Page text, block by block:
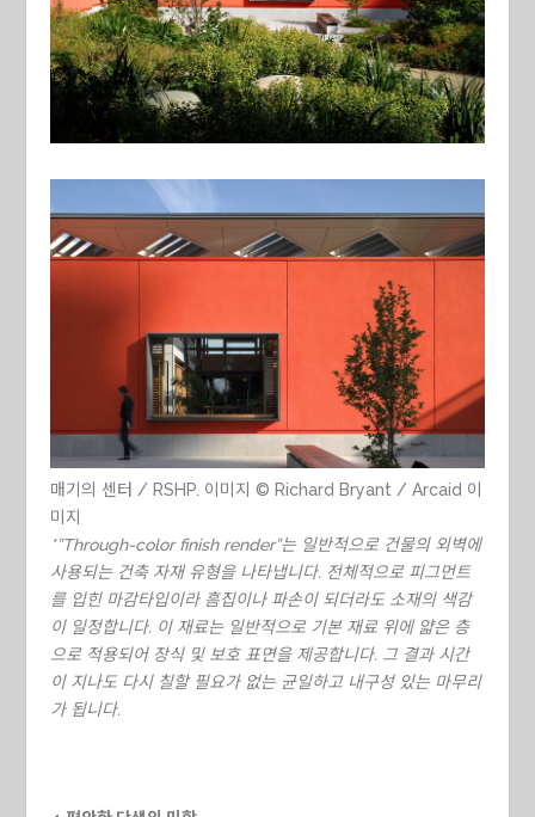
매기의 센터 / RSHP. 이미지 © Richard Bryant / Arcaid 이
미지
*”Through-color finish render”는 일반적으로 건물의 외벽에
사용되는 건축 자재 유형을 나타냅니다. 전체적으로 피그먼트
를 입힌 마감타입이라 흠집이나 파손이 되더라도 소재의 색감
이 일정합니다. 이 재료는 일반적으로 기본 재료 위에 얇은 층
으로 적용되어 장식 및 보호 표면을 제공합니다. 그 결과 시간
이 지나도 다시 칠할 필요가 없는 균일하고 내구성 있는 마무리
가 됩니다.